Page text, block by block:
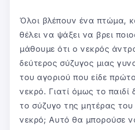
Όλοι βλέπουν ένα πτώμα,
θέλει να ψάξει να βρει
μάθουμε ότι ο νεκρός
δεύτερος σύζυγος μιας
του αγοριού που είδε
νεκρό. Γιατί όμως το παιδί
το σύζυγο της μητέρας
νεκρό; Αυτό θα μπορούσε